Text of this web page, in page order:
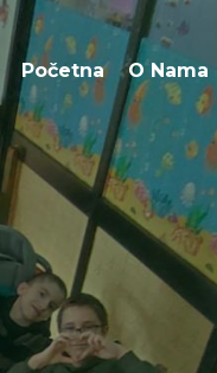
O Nama
Početna
O Nama